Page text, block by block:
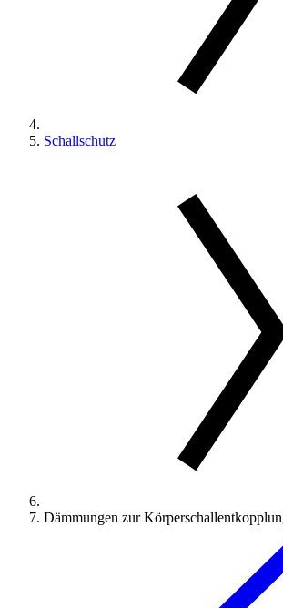
Schallschutz
Dämmungen zur